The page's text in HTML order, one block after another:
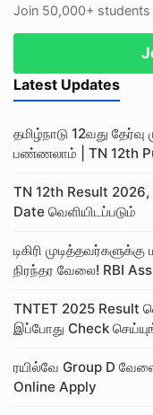
Join 50,000+
Latest Updates
தமிழ்நாடு 12வது
பண்ணலாம் | TN 12th
TN 12th Result
Date வெளியிடப்படும்
டிகிரி
நிரந்தர வேலை! RBI
TNTET 2025 Result
இப்போது Check
ரயில்வே Group D
Online Apply